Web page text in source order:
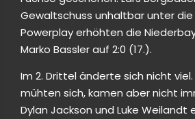
Gewaltschuss unhaltbar unter die
Powerplay erhöhten die
Marko Bassler auf 2:0 (17.).
Im 2. Drittel änderte sich nicht viel.
mühten sich, kamen aber nicht
Dylan Jackson und Luke Weilandt